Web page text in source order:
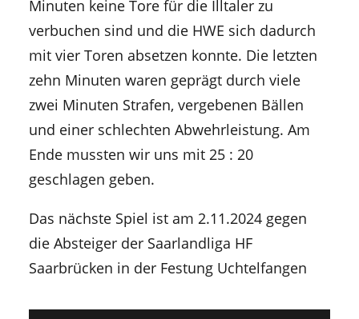
Minuten keine Tore für die Illtaler zu
verbuchen sind und die HWE sich dadurch
mit vier Toren absetzen konnte. Die letzten
zehn Minuten waren geprägt durch viele
zwei Minuten Strafen, vergebenen Bällen
und einer schlechten Abwehrleistung. Am
Ende mussten wir uns mit 25 : 20
geschlagen geben.
Das nächste Spiel ist am 2.11.2024 gegen
die Absteiger der Saarlandliga HF
Saarbrücken in der Festung Uchtelfangen